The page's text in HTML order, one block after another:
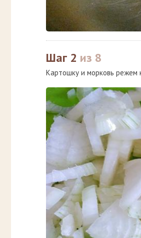
Шаг 2 из 8
Картошку и морковь режем